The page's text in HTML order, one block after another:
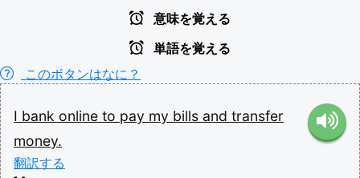
意味を覚える
単語を覚える
このボタンはなに？
I bank online to pay my bills and transfer
money.
翻訳する